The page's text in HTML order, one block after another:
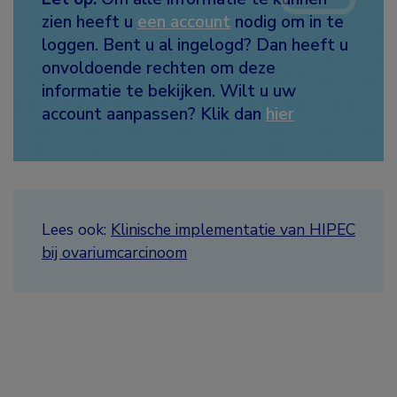
zien heeft u een account nodig om in te
loggen. Bent u al ingelogd? Dan heeft u
onvoldoende rechten om deze
informatie te bekijken. Wilt u uw
account aanpassen? Klik dan hier
Lees ook: Klinische implementatie van HIPEC
bij ovariumcarcinoom